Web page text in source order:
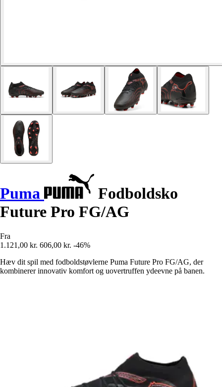
Puma
Fodboldsko
Future Pro FG/AG
Fra
1.121,00 kr. 606,00 kr. -46%
Hæv dit spil med fodboldstøvlerne Puma Future Pro FG/AG, der
kombinerer innovativ komfort og uovertruffen ydeevne på banen.